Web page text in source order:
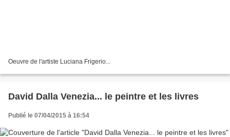
Oeuvre de l'artiste Luciana Frigerio...
David Dalla Venezia... le peintre et les livres
Publié le 07/04/2015 à 16:54